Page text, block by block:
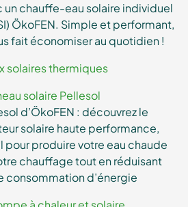
un chauffe-eau solaire individuel
ÖkoFEN. Simple et performant,
fait économiser au quotidien !
solaires thermiques
solaire Pellesol
d’ÖkoFEN : découvrez le
solaire haute performance,
pour produire votre eau chaude
chauffage tout en réduisant
consommation d’énergie